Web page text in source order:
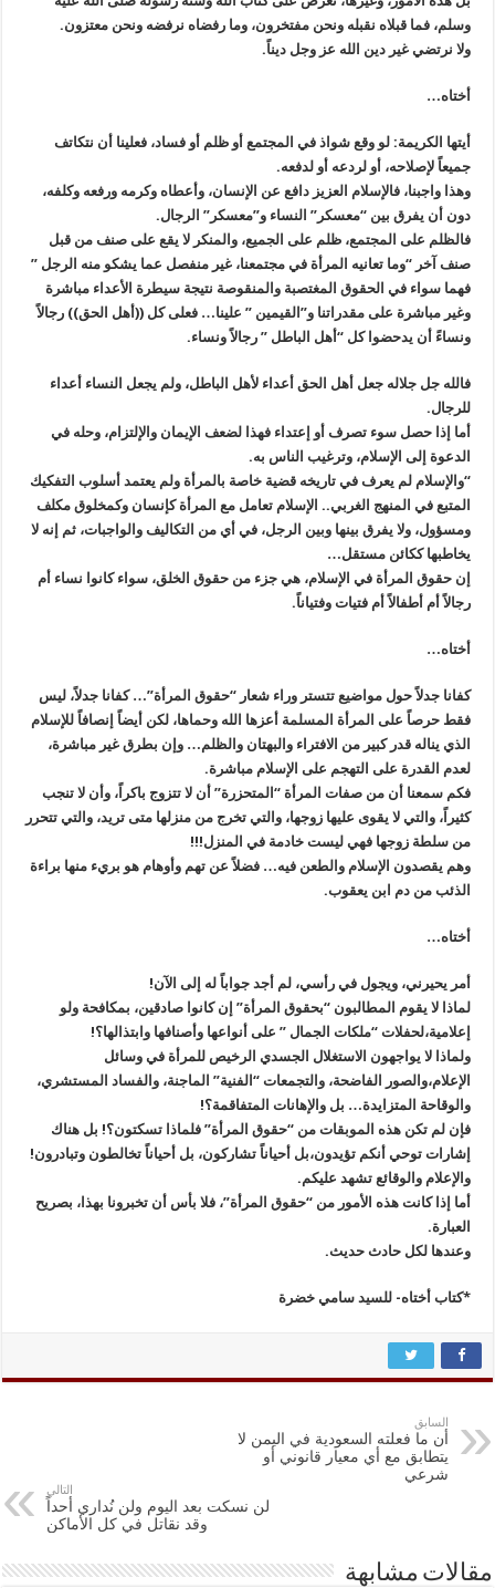
وسلم، فما قبلاه نقبله ونحن مفتخرون، وما رفضاه نرفضه ونحن معتزون.
ولا نرتضي غير دين الله عز وجل ديناً.
أختاه…
أيتها الكريمة: لو وقع شواذ في المجتمع أو ظلم أو فساد، فعلينا أن نتكاتف
جميعاً لإصلاحه، أو لردعه أو لدفعه.
وهذا واجبنا، فالإسلام العزيز دافع عن الإنسان، وأعطاه وكرمه ورفعه وكلفه،
دون أن يفرق بين “معسكر” النساء و”معسكر” الرجال.
فالظلم على المجتمع، ظلم على الجميع، والمنكر لا يقع على صنف من قبل
صنف آخر “وما تعانيه المرأة في مجتمعنا، غير منفصل عما يشكو منه الرجل ”
فهما سواء في الحقوق المغتصبة والمنقوصة نتيجة سيطرة الأعداء مباشرة
وغير مباشرة على مقدراتنا و”القيمين ” علينا… فعلى كل ((أهل الحق)) رجالاً
ونساءً أن يدحضوا كل “أهل الباطل ” رجالاً ونساء.
فالله جل جلاله جعل أهل الحق أعداء لأهل الباطل، ولم يجعل النساء أعداء
للرجال.
أما إذا حصل سوء تصرف أو إعتداء فهذا لضعف الإيمان والإلتزام، وحله في
الدعوة إلى الإسلام، وترغيب الناس به.
“والإسلام لم يعرف في تاريخه قضية خاصة بالمرأة ولم يعتمد أسلوب التفكيك
المتبع في المنهج الغربي.. الإسلام تعامل مع المرأة كإنسان وكمخلوق مكلف
ومسؤول، ولا يفرق بينها وبين الرجل، في أي من التكاليف والواجبات، ثم إنه لا
يخاطبها ككائن مستقل…
إن حقوق المرأة في الإسلام، هي جزء من حقوق الخلق، سواء كانوا نساء أم
رجالاً أم أطفالاً أم فتيات وفتياناً.
أختاه…
كفانا جدلاً حول مواضيع تتستر وراء شعار “حقوق المرأة”… كفانا جدلاً، ليس
فقط حرصاً على المرأة المسلمة أعزها الله وحماها، لكن أيضاً إنصافاً للإسلام
الذي يناله قدر كبير من الافتراء والبهتان والظلم… وإن بطرق غير مباشرة،
لعدم القدرة على التهجم على الإسلام مباشرة.
فكم سمعنا أن من صفات المرأة “المتحزرة” أن لا تتزوج باكراً، وأن لا تنجب
كثيراً، والتي لا يقوى عليها زوجها، والتي تخرج من منزلها متى تريد، والتي تتحرر
من سلطة زوجها فهي ليست خادمة في المنزل!!!
وهم يقصدون الإسلام والطعن فيه… فضلاً عن تهم وأوهام هو بريء منها براءة
الذئب من دم ابن يعقوب.
أختاه…
أمر يحيرني، ويجول في رأسي، لم أجد جواباً له إلى الآن!
لماذا لا يقوم المطالبون “بحقوق المرأة” إن كانوا صادقين، بمكافحة ولو
إعلامية،لحفلات “ملكات الجمال ” على أنواعها وأصنافها وابتذالها؟!
ولماذا لا يواجهون الاستغلال الجسدي الرخيص للمرأة في وسائل
الإعلام،والصور الفاضحة، والتجمعات “الفنية” الماجنة، والفساد المستشري،
والوقاحة المتزايدة… بل والإهانات المتفاقمة؟!
فإن لم تكن هذه الموبقات من “حقوق المرأة” فلماذا تسكتون؟! بل هناك
إشارات توحي أنكم تؤيدون،بل أحياناً تشاركون، بل أحياناً تخالطون وتبادرون!
والإعلام والوقائع تشهد عليكم.
أما إذا كانت هذه الأمور من “حقوق المرأة”، فلا بأس أن تخبرونا بهذا، بصريح
العبارة.
وعندها لكل حادث حديث.
*كتاب أختاه- للسيد سامي خضرة
السابق
أن ما فعلته السعودية في اليمن لا
يتطابق مع أي معيار قانوني أو
شرعي
التالي
لن نسكت بعد اليوم ولن نُداري أحداً
وقد نقاتل في كل الأماكن
مقالات مشابهة